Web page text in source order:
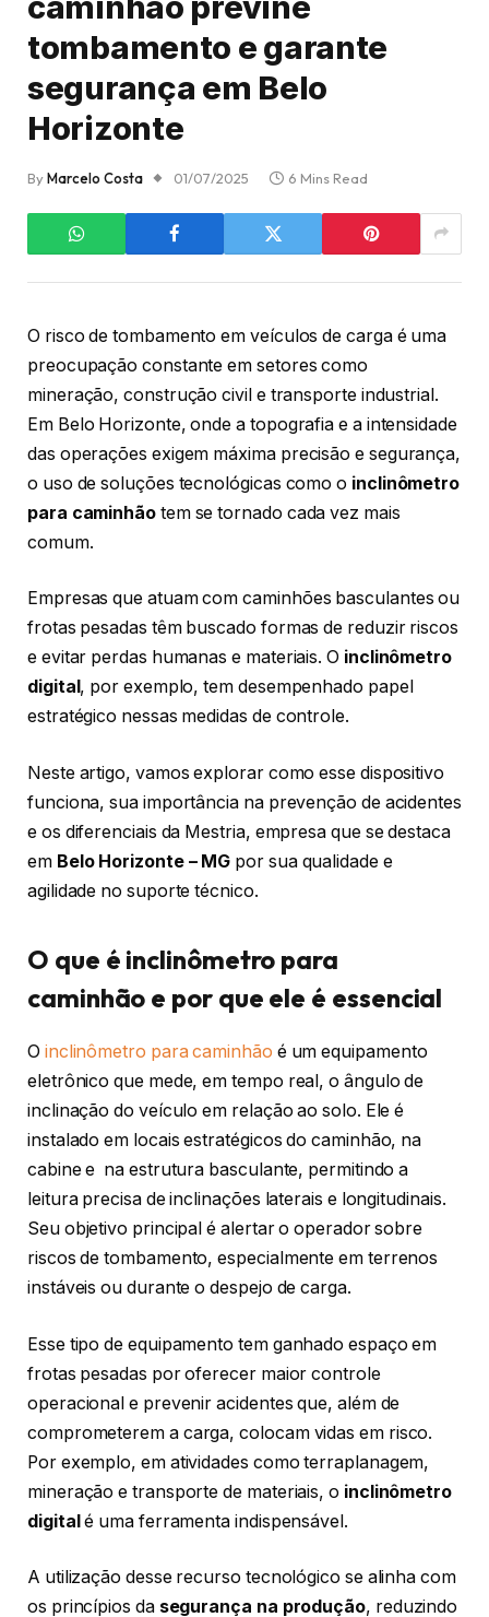
tombamento e garante
segurança em Belo
Horizonte
ByMarcelo Costa 01/07/2025 6 Mins Read
O risco de tombamento em veículos de carga é uma
preocupação constante em setores como
mineração, construção civil e transporte industrial.
Em Belo Horizonte, onde a topografia e a intensidade
das operações exigem máxima precisão e segurança,
o uso de soluções tecnológicas como o inclinômetro
para caminhãotem se tornado cada vez mais
comum.
Empresas que atuam com caminhões basculantes ou
frotas pesadas têm buscado formas de reduzir riscos
e evitar perdas humanas e materiais. O inclinômetro
digital , por exemplo, tem desempenhado papel
estratégico nessas medidas de controle.
Neste artigo, vamos explorar como esse dispositivo
funciona, sua importância na prevenção de acidentes
e os diferenciais da Mestria, empresa que se destaca
em Belo Horizonte – MG por sua qualidade e
agilidade no suporte técnico.
O que é inclinômetro para
caminhão e por que ele é essencial
O inclinômetro para caminhão é um equipamento
eletrônico que mede, em tempo real, o ângulo de
inclinação do veículo em relação ao solo. Ele é
instalado em locais estratégicos do caminhão, na
cabine e na estrutura basculante, permitindo a
leitura precisa de inclinações laterais e longitudinais.
Seu objetivo principal é alertar o operador sobre
riscos de tombamento, especialmente em terrenos
instáveis ou durante o despejo de carga.
Esse tipo de equipamento tem ganhado espaço em
frotas pesadas por oferecer maior controle
operacional e prevenir acidentes que, além de
comprometerem a carga, colocam vidas em risco.
Por exemplo, em atividades como terraplanagem,
mineração e transporte de materiais, o inclinômetro
digitalé uma ferramenta indispensável.
A utilização desse recurso tecnológico se alinha com
os princípios da segurança na produção, reduzindo